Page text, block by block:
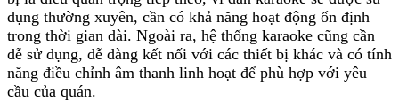
dụng thường xuyên, cần có khả năng hoạt động ổn định
trong thời gian dài. Ngoài ra, hệ thống karaoke cũng cần
dễ sử dụng, dễ dàng kết nối với các thiết bị khác và có tính
năng điều chỉnh âm thanh linh hoạt để phù hợp với yêu
cầu của quán.